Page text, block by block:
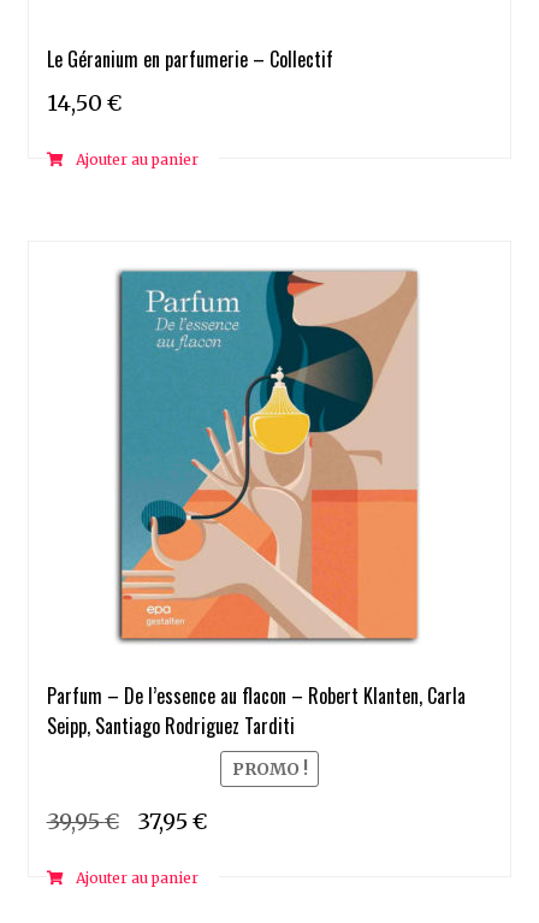
Le Géranium en parfumerie – Collectif
14,50 €
Ajouter au panier
Parfum – De l’essence au flacon – Robert Klanten, Carla
Seipp, Santiago Rodriguez Tarditi
PROMO !
39,95€
Le
initial
37,95 €Le
Ajouter au panier